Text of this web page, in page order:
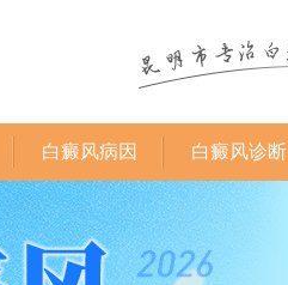
白癜风病因 白癜风诊断